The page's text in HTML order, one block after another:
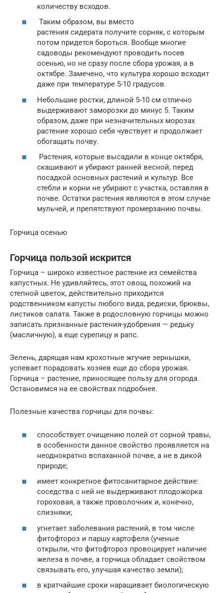
количеству всходов.
Таким образом, вы вместо
растения сидерата получите сорняк, с которым
потом придется бороться. Вообще многие
садоводы рекомендуют проводить посев
осенью, но не сразу после сбора урожая, а в
октябре. Замечено, что культура хорошо всходит
даже при температуре 5-10 градусов.
Небольшие ростки, длиной 5-10 см отлично
выдерживают заморозки до минус 5. Таким
образом, даже при незначительных морозах
растение хорошо себя чувствует и продолжает
обогащать почву.
Растения, которые высадили в конце октября,
скашивают и убирают ранней весной, перед
посадкой основных растений и культур. Все
стебли и корни не убирают с участка, оставляя в
почве. Остатки растения являются в этом случае
мульчей, и препятствуют промерзанию почвы.
Горчица осенью
Горчица пользой искрится
Горчица – широко известное растение из семейства
капустных. Не удивляйтесь, этот овощ, похожий на
степной цветок, действительно приходится
родственником капусты любого вида, редиски, брюквы,
листиков салата. Также в родословную горчицы можно
записать признанные растения-удобрения — редьку
(масличную), а еще сурепицу и рапс.
Зелень, дарящая нам крохотные жгучие зернышки,
успевает порадовать хозяев еще до сбора урожая.
Горчица – растение, приносящее пользу для огорода.
Остановимся на ее свойствах подробнее.
Полезные качества горчицы для почвы:
способствует очищению полей от сорной травы,
в особенности данное свойство проявляется на
неоднократно вспаханной почве, а не в дикой
природе;
имеет конкретное фитосанитарное действие:
соседства с ней не выдерживают плодожорка
гороховая, а также проволочник и, конечно,
слизняки;
угнетает заболевания растений, в том числе
фитофтороз и паршу картофеля (ученые
открыли, что фитофтороз провоцирует наличие
железа в почве, а горчица обладает свойством
связывать его, улучшая качество земли);
в кратчайшие сроки наращивает биологическую